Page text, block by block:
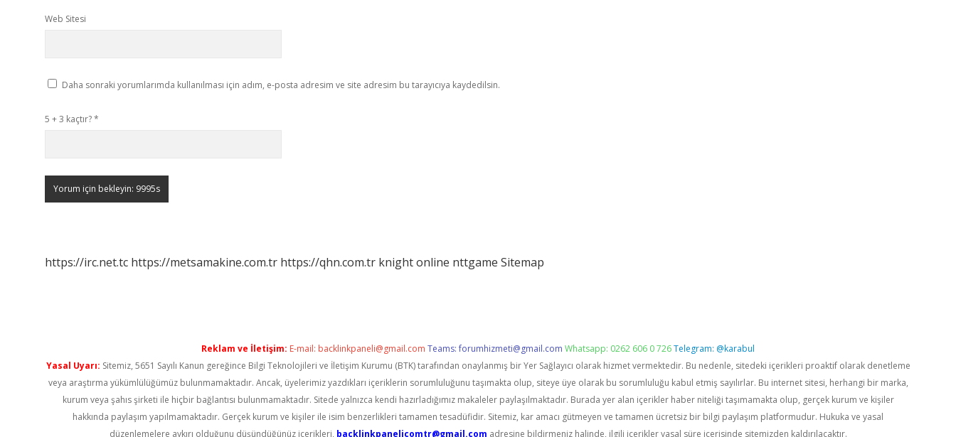
Web Sitesi
Daha sonraki yorumlarımda kullanılması için adım, e-posta adresim ve site adresim bu tarayıcıya kaydedilsin.
5 + 3 kaçtır?*
https://irc.net.tc https://metsamakine.com.tr https://qhn.com.tr knight online nttgame Sitemap
Reklam ve İletişim: E-mail: backlinkpaneli@gmail.com Teams:forumhizmeti@gmail.com Whatsapp: 0262 606 0 726Telegram: @karabul
Yasal Uyarı: Sitemiz, 5651 Sayılı Kanun gereğince Bilgi Teknolojileri ve İletişim Kurumu (BTK) tarafından onaylanmış bir Yer Sağlayıcı olarak hizmet vermektedir. Bu nedenle, sitedeki içerikleri proaktif olarak denetleme
veya araştırma yükümlülüğümüz bulunmamaktadır. Ancak, üyelerimiz yazdıkları içeriklerin sorumluluğunu taşımakta olup, siteye üye olarak bu sorumluluğu kabul etmiş sayılırlar. Bu internet sitesi, herhangi bir marka,
kurum veya şahıs şirketi ile hiçbir bağlantısı bulunmamaktadır. Sitede yalnızca kendi hazırladığımız makaleler paylaşılmaktadır. Burada yer alan içerikler haber niteliği taşımamakta olup, gerçek kurum ve kişiler
hakkında paylaşım yapılmamaktadır. Gerçek kurum ve kişiler ile isim benzerlikleri tamamen tesadüfidir. Sitemiz, kar amacı gütmeyen ve tamamen ücretsiz bir bilgi paylaşım platformudur. Hukuka ve yasal
düzenlemelere aykırı olduğunu düşündüğünüz içerikleri, backlinkpanelicomtr@gmail.com adresine bildirmeniz halinde, ilgili içerikler yasal süre içerisinde sitemizden kaldırılacaktır.